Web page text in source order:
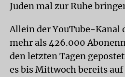
Juden mal zur Ruhe
Allein der YouTube-Kanal
mehr als 426.000
den letzten Tagen
es bis Mittwoch bereits